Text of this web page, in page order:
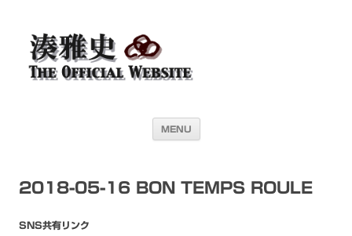
湊雅史オフィシャル・ウェブサイト＜
Masafumi Minato THE
OFFICIAL WEBSITE＞
ウェブサイトです
MENU
2018-05-16 BON TEMPS ROULE
SNS共有リンク